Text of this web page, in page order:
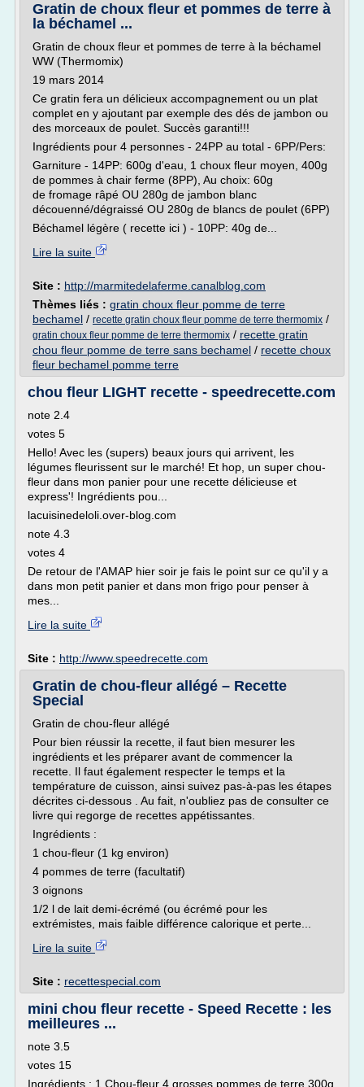
Gratin de choux fleur et pommes de terre à
la béchamel ...
Gratin de choux fleur et pommes de terre à la béchamel
WW (Thermomix)
19 mars 2014
Ce gratin fera un délicieux accompagnement ou un plat
complet en y ajoutant par exemple des dés de jambon ou
des morceaux de poulet. Succès garanti!!!
Ingrédients pour 4 personnes - 24PP au total - 6PP/Pers:
Garniture - 14PP: 600g d'eau, 1 choux fleur moyen, 400g
de pommes à chair ferme (8PP), Au choix: 60g
de fromage râpé OU 280g de jambon blanc
découenné/dégraissé OU 280g de blancs de poulet (6PP)
Béchamel légère ( recette ici ) - 10PP: 40g de...
Lire la suite
Site : http://marmitedelaferme.canalblog.com
Thèmes liés : gratin choux fleur pomme de terre
bechamel / recette gratin choux fleur pomme de terre thermomix /
gratin choux fleur pomme de terre thermomix / recette gratin
chou fleur pomme de terre sans bechamel / recette choux
fleur bechamel pomme terre
chou fleur LIGHT recette - speedrecette.com
note 2.4
votes 5
Hello! Avec les (supers) beaux jours qui arrivent, les
légumes fleurissent sur le marché! Et hop, un super chou-
fleur dans mon panier pour une recette délicieuse et
express'! Ingrédients pou...
lacuisinedeloli.over-blog.com
note 4.3
votes 4
De retour de l'AMAP hier soir je fais le point sur ce qu'il y a
dans mon petit panier et dans mon frigo pour penser à
mes...
Lire la suite
Site : http://www.speedrecette.com
Gratin de chou-fleur allégé – Recette
Special
Gratin de chou-fleur allégé
Pour bien réussir la recette, il faut bien mesurer les
ingrédients et les préparer avant de commencer la
recette. Il faut également respecter le temps et la
température de cuisson, ainsi suivez pas-à-pas les étapes
décrites ci-dessous . Au fait, n'oubliez pas de consulter ce
livre qui regorge de recettes appétissantes.
Ingrédients :
1 chou-fleur (1 kg environ)
4 pommes de terre (facultatif)
3 oignons
1/2 l de lait demi-écrémé (ou écrémé pour les
extrémistes, mais faible différence calorique et perte...
Lire la suite
Site : recettespecial.com
mini chou fleur recette - Speed Recette : les
meilleures ...
note 3.5
votes 15
Ingrédients : 1 Chou-fleur 4 grosses pommes de terre 300g